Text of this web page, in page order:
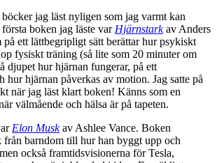
jag läst nyligen som jag varmt kan
boken jag läste var Hjärnstarkav Anders
ett lättbegripligt sätt berättar hur psykiskt
fysiskt träning (så lite som 20 minuter om
djupet hur hjärnan fungerar, på ett
hur hjärnan påverkas av motion. Jag satte på
när jag läst klart boken! Känns som en
välmående och hälsa är på tapeten.
Elon Muskav Ashlee Vance. Boken
barndom till hur han byggt upp och
också framtidsvisionerna för Tesla,